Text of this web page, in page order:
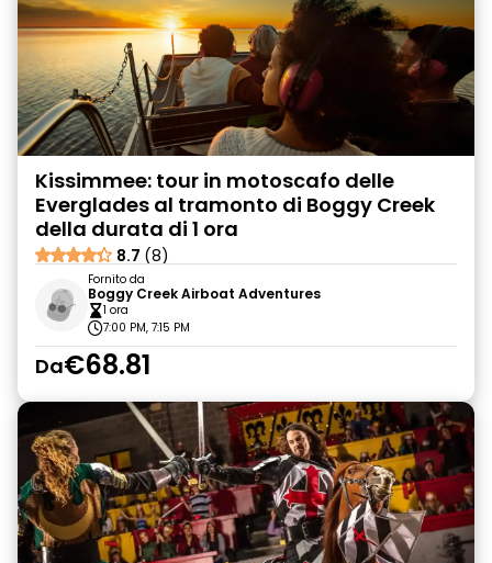
Kissimmee: tour in motoscafo delle
Everglades al tramonto di Boggy Creek
della durata di 1 ora
8.7 (8)
Fornito da
Boggy Creek Airboat Adventures
1 ora
7:00 PM, 7:15 PM
Da€68.81